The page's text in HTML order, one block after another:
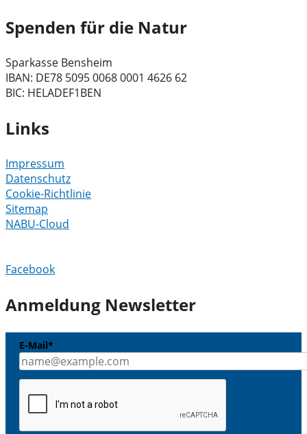
Spenden für die Natur
Sparkasse Bensheim
IBAN: DE78 5095 0068 0001 4626 62
BIC: HELADEF1BEN
Links
Impressum
Datenschutz
Cookie-Richtlinie
Sitemap
NABU-Cloud
Facebook
Anmeldung Newsletter
E-Mail*